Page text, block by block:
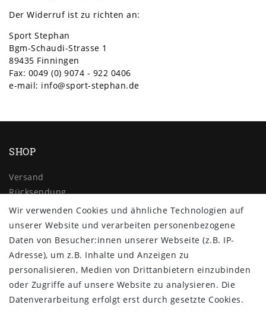
Der Widerruf ist zu richten an:
Sport Stephan
Bgm-Schaudi-Strasse 1
89435 Finningen
Fax: 0049 (0) 9074 - 922 0406
e-mail: info@sport-stephan.de
SHOP
Versand
Rücksendung
Widerrufs­recht
Impressum
Daten­schutz­erklärung
AGB
Kontakt
ZAHLUNG & VERSAND
Wir verwenden Cookies und ähnliche Technologien auf
unserer Website und verarbeiten personenbezogene
Daten von Besucher:innen unserer Webseite (z.B. IP-
Adresse), um z.B. Inhalte und Anzeigen zu
personalisieren, Medien von Drittanbietern einzubinden
oder Zugriffe auf unsere Website zu analysieren. Die
Datenverarbeitung erfolgt erst durch gesetzte Cookies.